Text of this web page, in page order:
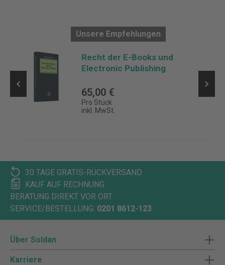
Unsere Empfehlungen
Recht der E-Books und
Electronic Publishing
65,00 €
Pro Stück
inkl. MwSt.
30 TAGE GRATIS-RÜCKVERSAND
KAUF AUF RECHNUNG
BERATUNG DIREKT VOR ORT
SERVICE/BESTELLUNG: 0201 8612-123
Über Soldan
Karriere